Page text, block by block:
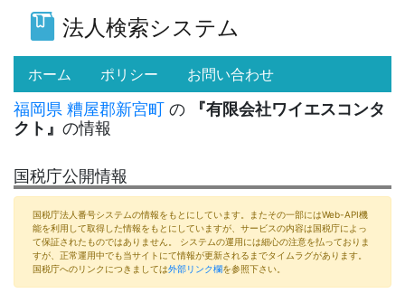
法人検索システム
ホーム (current)
ポリシー お問い合わせ
福岡県 糟屋郡新宮町 の
『有限会社ワイエスコンタ
クト』 の情報
国税庁公開情報
国税庁法人番号システムの情報をもとにしています。またその一部にはWeb-API機
能を利用して取得した情報をもとにしていますが、サービスの内容は国税庁によっ
て保証されたものではありません。 システムの運用には細心の注意を払っておりま
すが、正常運用中でも当サイトにて情報が更新されるまでタイムラグがあります。
国税庁へのリンクにつきましては外部リンク欄を参照下さい。